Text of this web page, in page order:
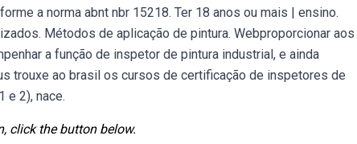
a norma abnt nbr 15218. Ter 18 anos ou mais | ensino.
Métodos de aplicação de pintura. Webproporcionar aos
a função de inspetor de pintura industrial, e ainda
trouxe ao brasil os cursos de certificação de inspetores de
e 2), nace.
click the button below.